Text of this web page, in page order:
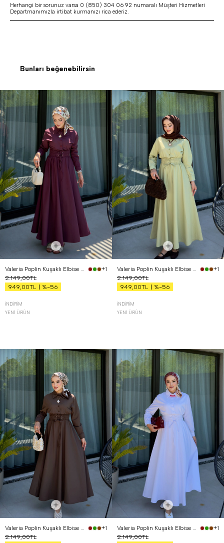
Herhangi bir sorunuz varsa 0 (850) 304 06 92 numaralı Müşteri Hizmetleri
Departmanımızla irtibat kurmanızı rica ederiz.
Bunları beğenebilirsin
+1
2.149,00TL
949,00TL
%-56
İNDIRIM
YENI ÜRÜN
+1
2.149,00TL
949,00TL
%-56
İNDIRIM
YENI ÜRÜN
Valeria Poplin Kuşaklı Elbise Kahverengi
+1
2.149,00TL
Valeria Poplin Kuşaklı Elbise Beyaz
+1
2.149,00TL